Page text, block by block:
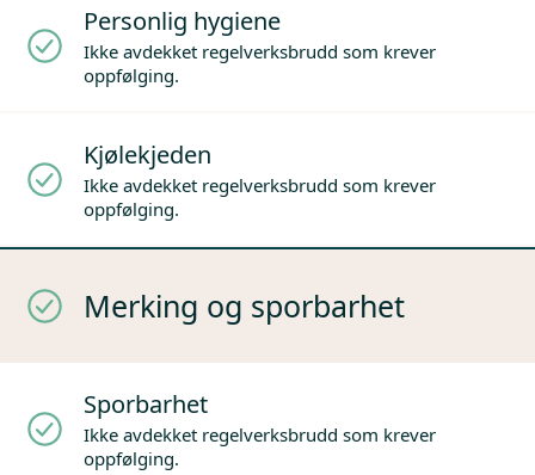
Personlig hygiene
Ikke avdekket regelverksbrudd som krever
oppfølging.
Kjølekjeden
Ikke avdekket regelverksbrudd som krever
oppfølging.
Merking og sporbarhet
Sporbarhet
Ikke avdekket regelverksbrudd som krever
oppfølging.